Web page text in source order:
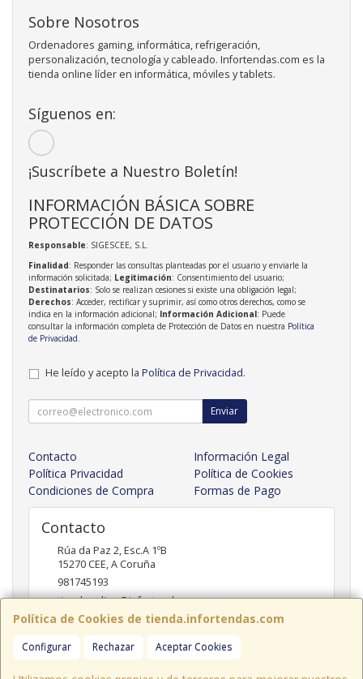
Política de Cookies de tienda.infortendas.com
Configurar Rechazar Aceptar Cookies
Sobre Nosotros
Ordenadores gaming, informática, refrigeración,
personalización, tecnología y cableado. Infortendas.com es la
tienda online líder en informática, móviles y tablets.
Síguenos en:
¡Suscríbete a Nuestro Boletín!
INFORMACIÓN BÁSICA SOBRE
PROTECCIÓN DE DATOS
Responsable: SIGESCEE, S.L.
Finalidad: Responder las consultas planteadas por el usuario y enviarle la
información solicitada; Legitimación: Consentimiento del usuario;
Destinatarios: Solo se realizan cesiones si existe una obligación legal;
Derechos: Acceder, rectificar y suprimir, así como otros derechos, como se
indica en la información adicional; Información Adicional: Puede
consultar la información completa de Protección de Datos en nuestra Política
de Privacidad.
He leído y acepto la Política de Privacidad.
Enviar
Contacto
Información Legal
Política Privacidad
Política de Cookies
Condiciones de Compra
Formas de Pago
Contacto
Rúa da Paz 2, Esc.A 1ºB
15270 CEE,A Coruña
981745193
tiendaonline@infortendas.com
Horario